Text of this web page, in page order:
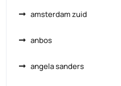
amsterdam zuid
anbos
angela sanders